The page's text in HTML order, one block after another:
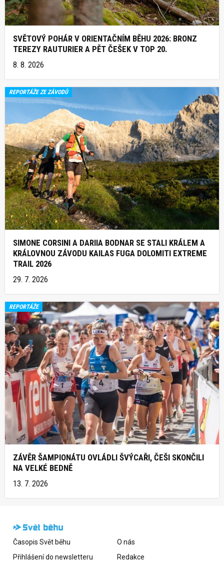
SVĚTOVÝ POHÁR V ORIENTAČNÍM BĚHU 2026: BRONZ
TEREZY RAUTURIER A PĚT ČEŠEK V TOP 20.
8. 8. 2026
REPORTÁŽE ZE ZÁVODŮ
SIMONE CORSINI A DARIIA BODNAR SE STALI KRÁLEM A
KRÁLOVNOU ZÁVODU KAILAS FUGA DOLOMITI EXTREME
TRAIL 2026
29. 7. 2026
REPORTÁŽE
ZÁVĚR ŠAMPIONÁTU OVLÁDLI ŠVÝCAŘI, ČEŠI SKONČILI
NA VELKÉ BEDNĚ
13. 7. 2026
Časopis Svět běhu
Přihlášení do newsletteru
O nás
Redakce